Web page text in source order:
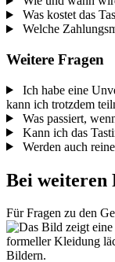
Was kostet das
Welche
Weitere Fragen
Ich habe eine
kann ich trotzdem
Was passiert,
Kann ich das
Werden auch
Bei weiteren
Für Fragen zu den